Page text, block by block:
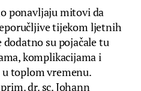
ponavljaju mitovi da
tijekom ljetnih
su pojačale tu
komplikacijama i
toplom vremenu.
dr. sc. Johann